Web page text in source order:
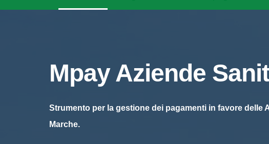
Mpay Aziende
Strumento per la gestione dei pagamenti in favore delle
Marche.